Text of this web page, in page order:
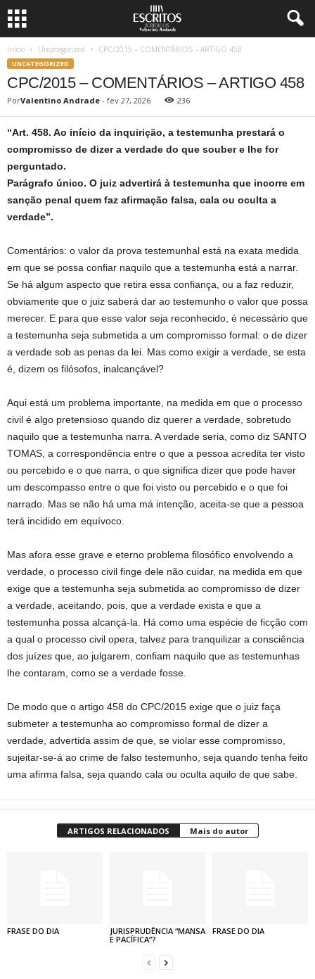
Início Uncategorized CPC/2015 – COMENTÁRIOS – ARTIGO 458
UNCATEGORIZED
CPC/2015 – COMENTÁRIOS – ARTIGO 458
PorValentino Andrade - fev 27, 2026 236
“Art. 458. Ao início da inquirição, a testemunha prestará o
compromisso de dizer a verdade do que souber e lhe for
perguntado.
Parágrafo único. O juiz advertirá à testemunha que incorre em
sanção penal quem faz afirmação falsa, cala ou oculta a
verdade”.
Comentários: o valor da prova testemunhal está na exata medida
em que se possa confiar naquilo que a testemunha está a narrar.
Se há algum aspecto que retira essa confiança, ou a faz reduzir,
obviamente que o juiz saberá dar ao testemunho o valor que possa
merecer. E para que esse valor seja reconhecido, é necessário que
a testemunha seja submetida a um compromisso formal: o de dizer
a verdade sob as penas da lei. Mas como exigir a verdade, se esta
é, dizem os filósofos, inalcançável?
Aqui está um problema importante, na medida em que o processo
civil é algo pretensioso quando diz querer a verdade, sobretudo
naquilo que a testemunha narra. A verdade seria, como diz SANTO
TOMAS, a correspondência entre o que a pessoa acredita ter visto
ou percebido e o que narra, o que significa dizer que pode haver
um descompasso entre o que foi visto ou percebido e o que foi
narrado. Mas se não há uma má intenção, aceita-se que a pessoa
terá incidido em equívoco.
Mas afora esse grave e eterno problema filosófico envolvendo a
verdade, o processo civil finge dele não cuidar, na medida em que
exige que a testemunha seja submetida ao compromisso de dizer
a verdade, aceitando, pois, que a verdade exista e que a
testemunha possa alcançá-la. Há como uma espécie de ficção com
a qual o processo civil opera, talvez para tranquilizar a consciência
dos juízes que, ao julgarem, confiam naquilo que as testemunhas
lhe contaram, como se a verdade fosse.
De modo que o artigo 458 do CPC/2015 exige que o juiz faça
submeter a testemunha ao compromisso formal de dizer a
verdade, advertida assim de que, se violar esse compromisso,
sujeitar-se-á ao crime de falso testemunho, seja quando tenha feito
uma afirma falsa, seja quando cala ou oculta aquilo de que sabe.
ARTIGOS RELACIONADOS Mais do autor
FRASE DO DIA
JURISPRUDÊNCIA “MANSA
E PACÍFICA”?
FRASE DO DIA